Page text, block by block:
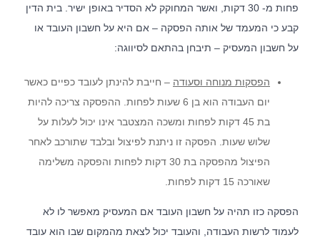
פחות מ- 30 דקות, ואשר המחוקק לא הסדיר באופן ישיר. בית הדין
קבע כי המעמד של אותה הפסקה – אם היא על חשבון העובד או
על חשבון המעסיק – תיבחן בהתאם לסיווגה:
הפסקות מנוחה וסעודה – חייבת להינתן לעובד כפיים כאשר
יום העבודה הוא בן 6 שעות לפחות. ההפסקה צריכה להיות
בת 45 דקות לפחות ומשכה המצטבר אינו יכול לעלות על
שלוש שעות. הפסקה זו ניתנת לפיצול ובלבד שתורכב לאחר
הפיצול מהפסקה בת 30 דקות לפחות והפסקה משלימה
שאורכה 15 דקות לפחות.
הפסקה כזו תהיה על חשבון העובד אם המעסיק מאפשר לו לא
לעמוד לרשות העבודה, והעובד יכול לצאת מהמקום שבו הוא עובד